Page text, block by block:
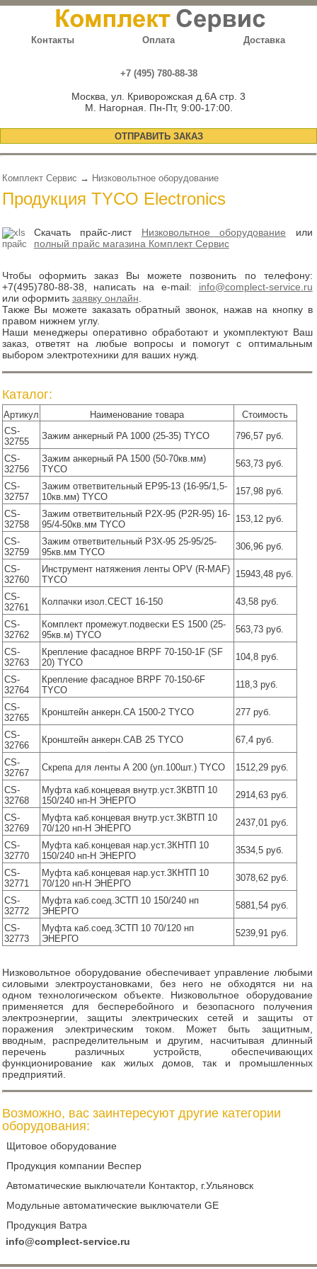
Контакты Оплата Доставка
+7 (495) 780-88-38
Москва, ул. Криворожская д.6А стр. 3
М. Нагорная. Пн-Пт, 9:00-17:00.
ОТПРАВИТЬ ЗАКАЗ
Комплект Сервис → Низковольтное оборудование
Продукция TYCO Electronics
Скачать прайс-лист Низковольтное оборудование или
полный прайс магазина Комплект Сервис
Чтобы оформить заказ Вы можете позвонить по телефону:
+7(495)780-88-38, написать на e-mail: info@complect-service.ru
или оформить заявку онлайн.
Также Вы можете заказать обратный звонок, нажав на кнопку в
правом нижнем углу.
Наши менеджеры оперативно обработают и укомплектуют Ваш
заказ, ответят на любые вопросы и помогут с оптимальным
выбором электротехники для ваших нужд.
Каталог:
Артикул Наименование товара
Стоимость
CS-
32755
Зажим анкерный PA 1000 (25-35) TYCO 796,57 руб.
CS-
32756
Зажим анкерный PA 1500 (50-70кв.мм)
TYCO
563,73 руб.
CS-
32757
Зажим ответвительный ЕР95-13 (16-95/1,5-
10кв.мм) TYCO
157,98 руб.
CS-
32758
Зажим ответвительный Р2Х-95 (P2R-95) 16-
95/4-50кв.мм TYCO
153,12 руб.
CS-
32759
Зажим ответвительный Р3Х-95 25-95/25-
95кв.мм TYCO
306,96 руб.
CS-
32760
Инструмент натяжения ленты OPV (R-MAF)
TYCO
15943,48 руб.
CS-
32761
Колпачки изол.CECT 16-150 43,58 руб.
CS-
32762
Комплект промежут.подвески ES 1500 (25-
95кв.м) TYCO
563,73 руб.
CS-
32763
Крепление фасадное BRPF 70-150-1F (SF
20) TYCO
104,8 руб.
CS-
32764
Крепление фасадное BRPF 70-150-6F
TYCO
118,3 руб.
CS-
32765
Кронштейн анкерн.CA 1500-2 TYCO 277 руб.
CS-
32766
Кронштейн анкерн.CAB 25 TYCO 67,4 руб.
CS-
32767
Скрепа для ленты А 200 (уп.100шт.) TYCO 1512,29 руб.
CS-
32768
Муфта каб.концевая внутр.уст.3КВТП 10
150/240 нп-Н ЭНЕРГО
2914,63 руб.
CS-
32769
Муфта каб.концевая внутр.уст.3КВТП 10
70/120 нп-Н ЭНЕРГО
2437,01 руб.
CS-
32770
Муфта каб.концевая нар.уст.3КНТП 10
150/240 нп-Н ЭНЕРГО
3534,5 руб.
CS-
32771
Муфта каб.концевая нар.уст.3КНТП 10
70/120 нп-Н ЭНЕРГО
3078,62 руб.
CS-
32772
Муфта каб.соед.3СТП 10 150/240 нп
ЭНЕРГО
5881,54 руб.
CS-
32773
Муфта каб.соед.3СТП 10 70/120 нп
ЭНЕРГО
5239,91 руб.
Низковольтное оборудование обеспечивает управление любыми
силовыми электроустановками, без него не обходятся ни на
одном технологическом объекте. Низковольтное оборудование
применяется для бесперебойного и безопасного получения
электроэнергии, защиты электрических сетей и защиты от
поражения электрическим током. Может быть защитным,
вводным, распределительным и другим, насчитывая длинный
перечень различных устройств, обеспечивающих
функционирование как жилых домов, так и промышленных
предприятий.
Возможно, вас заинтересуют другие категории
оборудования:
Щитовое оборудование
Продукция компании Веспер
Автоматические выключатели Контактор, г.Ульяновск
Модульные автоматические выключатели GE
Продукция Ватра
info@complect-service.ru